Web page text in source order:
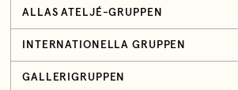
ALLAS ATELJÉ-GRUPPEN
INTERNATIONELLA GRUPPEN
GALLERIGRUPPEN